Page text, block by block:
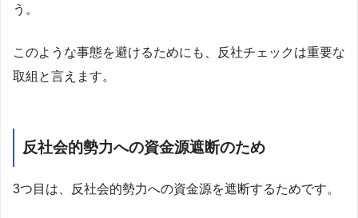
う。
このような事態を避けるためにも、反社チェックは重要な
取組と言えます。
反社会的勢力への資金源遮断のため
3つ目は、反社会的勢力への資金源を遮断するためです。